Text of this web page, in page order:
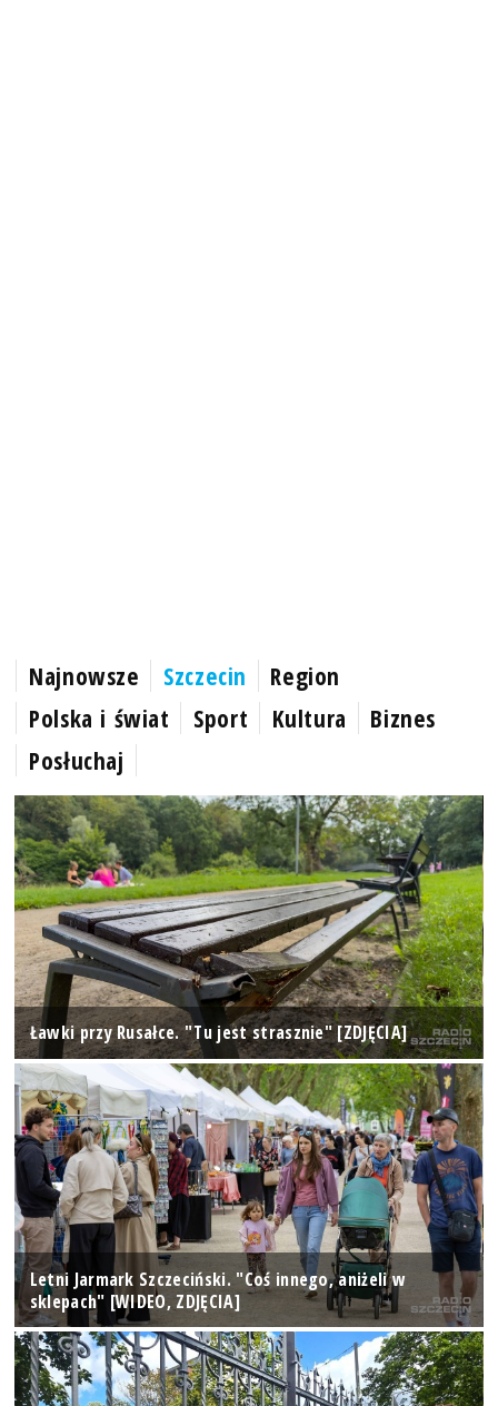
Najnowsze Szczecin
Region
Polska i świat
Sport Kultura
Biznes
Posłuchaj
Ławki przy Rusałce. "Tu jest strasznie" [ZDJĘCIA]
Letni Jarmark Szczeciński. "Coś innego, aniżeli w
sklepach" [WIDEO, ZDJĘCIA]